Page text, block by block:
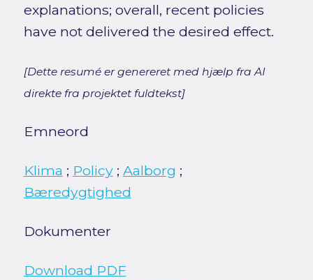
explanations; overall, recent policies
have not delivered the desired effect.
[Dette resumé er genereret med hjælp fra AI
direkte fra projektet fuldtekst]
Emneord
Klima ; Policy; Aalborg ;
Bæredygtighed
Dokumenter
Download PDF